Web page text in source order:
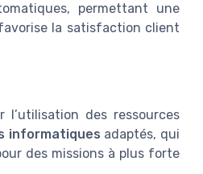
permettant une
la satisfaction client
l’utilisation des ressources
informatiques adaptés, qui
des missions à plus forte